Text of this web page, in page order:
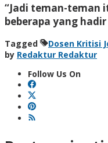
“Jadi teman-teman
beberapa yang
Tagged Dosen Kritisi
by Redaktur Redaktur
Follow Us On